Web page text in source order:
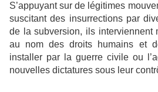
S’appuyant sur de légitimes
suscitant des insurrections par
de la subversion, ils interviennent
au nom des droits humains et
installer par la guerre civile ou
nouvelles dictatures sous leur